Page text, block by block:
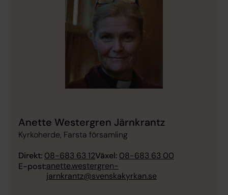
Anette Westergren Järnkrantz
Kyrkoherde, Farsta församling
Direkt: 08-683 63 12Växel: 08-683 63 00
E-post:anette.westergren-
jarnkrantz@svenskakyrkan.se